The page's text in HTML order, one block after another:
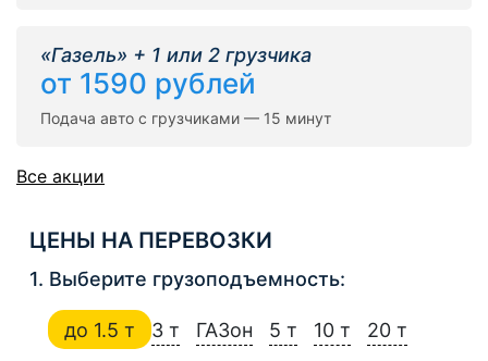
«Газель» + 1 или 2 грузчика
от 1590 рублей
Подача авто с грузчиками — 15 минут
Все акции
ЦЕНЫ НА ПЕРЕВОЗКИ
1. Выберите грузоподъемность:
до 1.5 т 3 т ГАЗон 5 т 10 т
20 т